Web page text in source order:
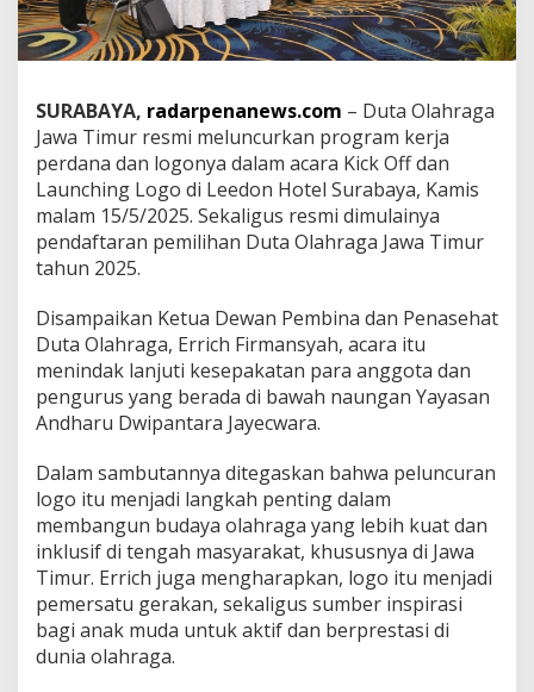
o
g
o
u
t
a
O
l
a
h
r
a
a
w
a
T
m
u
r
SURABAYA, radarpenanews.com – Duta Olahraga
Jawa Timur resmi meluncurkan program kerja
perdana dan logonya dalam acara Kick Off dan
Launching Logo di Leedon Hotel Surabaya, Kamis
malam 15/5/2025. Sekaligus resmi dimulainya
pendaftaran pemilihan Duta Olahraga Jawa Timur
tahun 2025.
Disampaikan Ketua Dewan Pembina dan Penasehat
Duta Olahraga, Errich Firmansyah, acara itu
menindak lanjuti kesepakatan para anggota dan
pengurus yang berada di bawah naungan Yayasan
Andharu Dwipantara Jayecwara.
Dalam sambutannya ditegaskan bahwa peluncuran
logo itu menjadi langkah penting dalam
membangun budaya olahraga yang lebih kuat dan
inklusif di tengah masyarakat, khususnya di Jawa
Timur. Errich juga mengharapkan, logo itu menjadi
pemersatu gerakan, sekaligus sumber inspirasi
bagi anak muda untuk aktif dan berprestasi di
dunia olahraga.